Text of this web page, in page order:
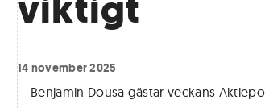
14 november 2025
Benjamin Dousa gästar veckans